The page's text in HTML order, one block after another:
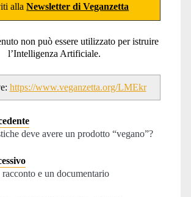
allaNewsletter di Veganzetta
non può essere utilizzato per istruire
l’Intelligenza Artificiale.
https://www.veganzetta.org/LMEkr
deve avere un prodotto “vegano”?
e un documentario